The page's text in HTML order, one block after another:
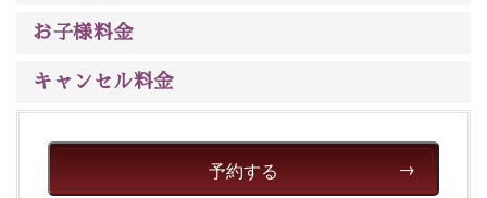
お子様料金
キャンセル料金
予約する